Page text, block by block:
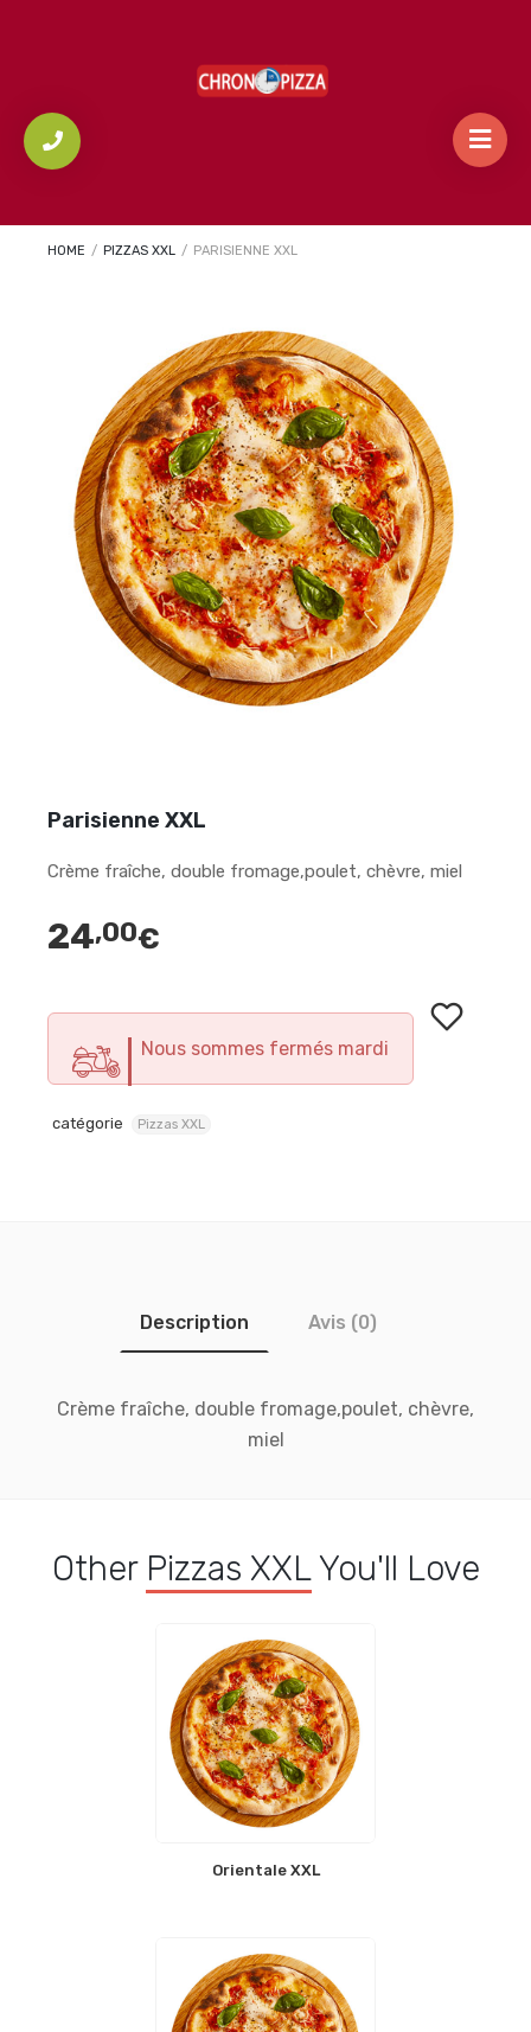
HOME / PIZZAS XXL / PARISIENNE XXL
Parisienne XXL
Crème fraîche, double fromage,poulet, chèvre, miel
24,00€
Nous sommes fermés mardi
catégorie Pizzas XXL
Description Avis (0)
Crème fraîche, double fromage,poulet, chèvre,
miel
Other Pizzas XXLYou'll Love
Orientale XXL